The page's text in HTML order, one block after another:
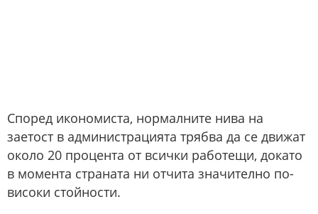
Според икономиста, нормалните нива на
заетост в администрацията трябва да се движат
около 20 процента от всички работещи, докато
в момента страната ни отчита значително по-
високи стойности.